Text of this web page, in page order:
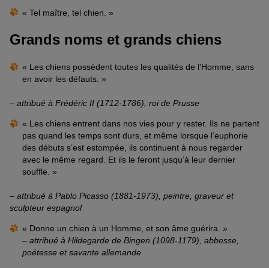
« Tel maître, tel chien. »
Grands noms et grands chiens
« Les chiens possèdent toutes les qualités de l’Homme, sans
en avoir les défauts. »
– attribué à Frédéric II (1712-1786), roi de Prusse
« Les chiens entrent dans nos vies pour y rester. Ils ne partent
pas quand les temps sont durs, et même lorsque l’euphorie
des débuts s’est estompée, ils continuent à nous regarder
avec le même regard. Et ils le feront jusqu’à leur dernier
souffle. »
– attribué à Pablo Picasso (1881-1973), peintre, graveur et
sculpteur espagnol
« Donne un chien à un Homme, et son âme guérira. »
– attribué à Hildegarde de Bingen (1098-1179), abbesse,
poétesse et savante allemande